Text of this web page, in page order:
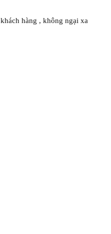
hàng , không ngại xa